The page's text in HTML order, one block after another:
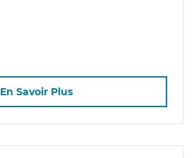
En Savoir Plus